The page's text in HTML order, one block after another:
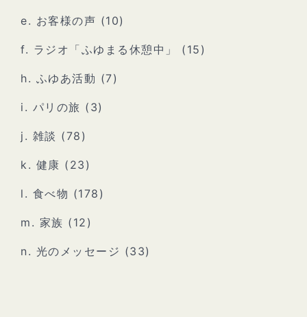
e. お客様の声 (10)
f. ラジオ「ふゆまる休憩中」 (15)
h. ふゆあ活動 (7)
i. パリの旅 (3)
j. 雑談 (78)
k. 健康 (23)
l. 食べ物 (178)
m. 家族 (12)
n. 光のメッセージ (33)